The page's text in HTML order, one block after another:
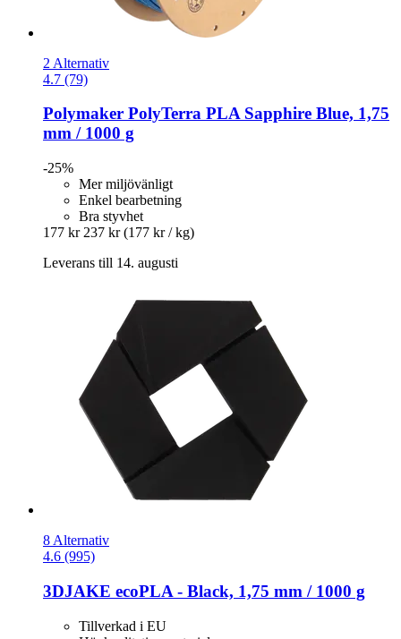
2 Alternativ
4.7 (79)
Polymaker PolyTerra PLA Sapphire Blue, 1,75
mm / 1000 g
-25%
Mer miljövänligt
Enkel bearbetning
Bra styvhet
177 kr 237 kr (177 kr / kg)
Leverans till 14. augusti
8 Alternativ
4.6 (995)
3DJAKE ecoPLA -​ Black, 1,75 mm / 1000 g
Tillverkad i EU